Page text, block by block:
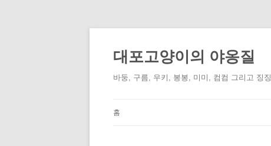
로
너
뛰
대포고양이의 야옹질
바둥, 구름, 우키, 봉봉, 미미, 컴컴 그리고 징징
홈